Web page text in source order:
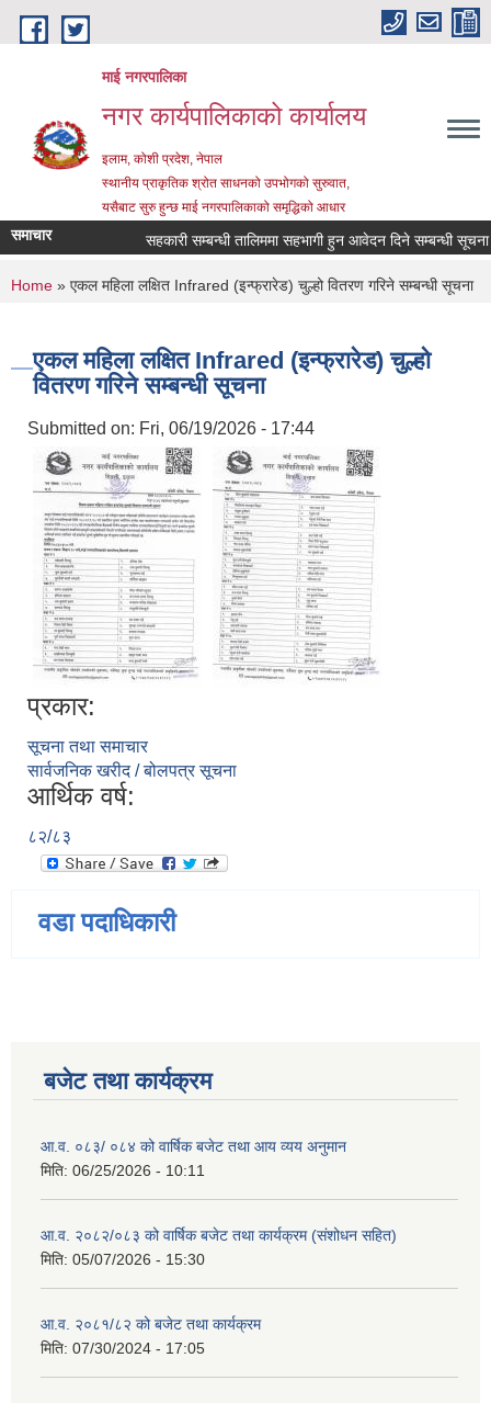
Skip to main content
माई नगरपालिका
नगर कार्यपालिकाको कार्यालय
इलाम, कोशी प्रदेश, नेपाल
स्थानीय प्राकृतिक श्रोत साधनको उपभोगको सुरुवात,
यसैबाट सुरु हुन्छ माई नगरपालिकाको समृद्धिको आधार
समाचार सहकारी सम्बन्धी तालिममा सहभागी हुन आवेदन दिने सम्बन्धी सूचना
You are here
Home » एकल महिला लक्षित Infrared (इन्फ्रारेड) चुल्हो वितरण गरिने सम्बन्धी सूचना
एकल महिला लक्षित Infrared (इन्फ्रारेड) चुल्हो
वितरण गरिने सम्बन्धी सूचना
Submitted on: Fri, 06/19/2026 - 17:44
प्रकार:
सूचना तथा समाचार
सार्वजनिक खरीद / बोलपत्र सूचना
आर्थिक वर्ष:
८२/८३
वडा पदाधिकारी
बजेट तथा कार्यक्रम
आ.व. ०८३/ ०८४ को वार्षिक बजेट तथा आय व्यय अनुमान
मिति: 06/25/2026 - 10:11
आ.व. २०८२/०८३ को वार्षिक बजेट तथा कार्यक्रम (संशोधन सहित)
मिति: 05/07/2026 - 15:30
आ.व. २०८१/८२ को बजेट तथा कार्यक्रम
मिति: 07/30/2024 - 17:05